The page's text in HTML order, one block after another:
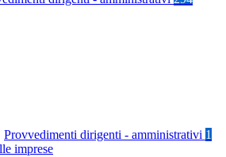
Provvedimenti dirigenti - amministrativi 1
imprese